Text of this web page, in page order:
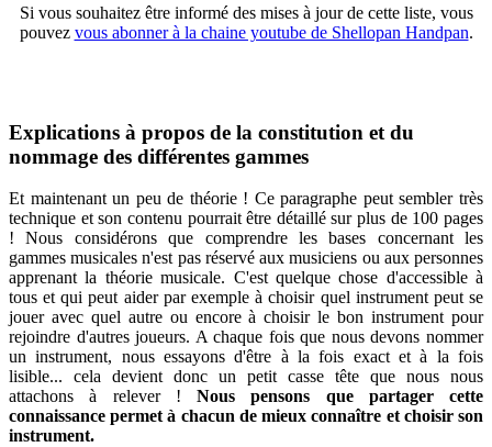
Si vous souhaitez être informé des mises à jour de cette liste, vous
pouvez vous abonner à la chaine youtube de Shellopan Handpan.
Explications à propos de la constitution et du
nommage des différentes gammes
Et maintenant un peu de théorie ! Ce paragraphe peut sembler très
technique et son contenu pourrait être détaillé sur plus de 100 pages
! Nous considérons que comprendre les bases concernant les
gammes musicales n'est pas réservé aux musiciens ou aux personnes
apprenant la théorie musicale. C'est quelque chose d'accessible à
tous et qui peut aider par exemple à choisir quel instrument peut se
jouer avec quel autre ou encore à choisir le bon instrument pour
rejoindre d'autres joueurs. A chaque fois que nous devons nommer
un instrument, nous essayons d'être à la fois exact et à la fois
lisible... cela devient donc un petit casse tête que nous nous
attachons à relever ! Nous pensons que partager cette
connaissance permet à chacun de mieux connaître et choisir son
instrument.